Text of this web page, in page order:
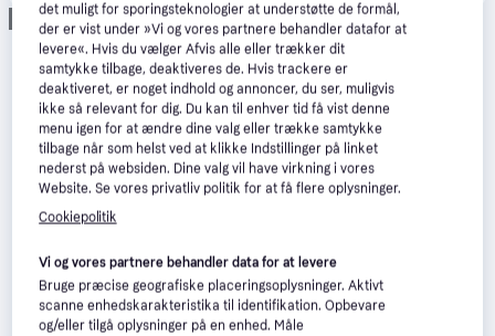
Annonce
det muligt for sporingsteknologier at understøtte de formål,
der er vist under »Vi og vores partnere behandler datafor at
levere«. Hvis du vælger Afvis alle eller trækker dit
samtykke tilbage, deaktiveres de. Hvis trackere er
deaktiveret, er noget indhold og annoncer, du ser, muligvis
ikke så relevant for dig. Du kan til enhver tid få vist denne
menu igen for at ændre dine valg eller trække samtykke
tilbage når som helst ved at klikke Indstillinger på linket
nederst på websiden. Dine valg vil have virkning i vores
Website. Se vores privatliv politik for at få flere oplysninger.
Cookiepolitik
Vi og vores partnere behandler data for at levere
Bruge præcise geografiske placeringsoplysninger. Aktivt
scanne enhedskarakteristika til identifikation. Opbevare
og/eller tilgå oplysninger på en enhed. Måle